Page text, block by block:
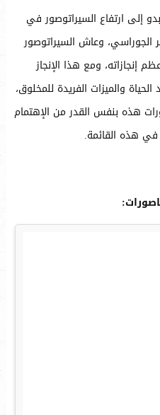
إلى ارتفاع السيراتوصور في
الجوراسي، وعاش السيراتوصور
أعظم إنجازاته، ومع هذا الإنجاز
والميزات الفريدة للمخلوق،
هذه بنفس القدر من الإهتمام
في هذه القائمة.